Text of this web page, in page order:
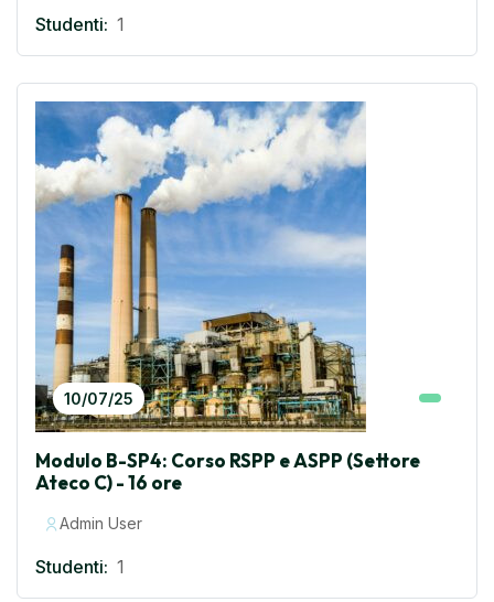
Studenti: 1
10/07/25
Modulo B-SP4: Corso RSPP e ASPP (Settore
Ateco C) - 16 ore
Admin User
Studenti: 1